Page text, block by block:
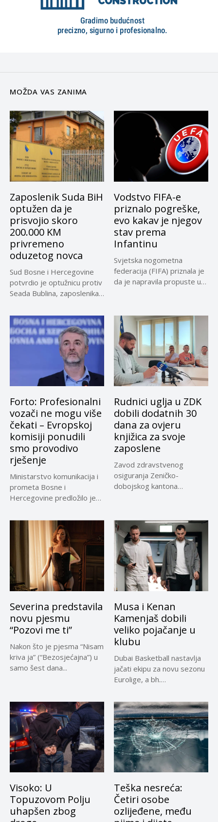
MOŽDA VAS ZANIMA
Zaposlenik Suda BiH
optužen da je
prisvojio skoro
200.000 KM
privremeno
oduzetog novca
Sud Bosne i Hercegovine
potvrdio je optužnicu protiv
Seada Bublina, zaposlenika
Vodstvo FIFA-e
priznalo pogreške,
evo kakav je njegov
stav prema
Infantinu
Svjetska nogometna
federacija (FIFA) priznala je
da je napravila propuste u
Forto: Profesionalni
vozači ne mogu više
čekati – Evropskoj
komisiji ponudili
smo provodivo
rješenje
Ministarstvo komunikacija i
prometa Bosne i
Hercegovine predložilo je
privremeno...
Rudnici uglja u ZDK
dobili dodatnih 30
dana za ovjeru
knjižica za svoje
zaposlene
Zavod zdravstvenog
osiguranja Zeničko-
dobojskog kantona
Severina predstavila
novu pjesmu
“Pozovi me ti”
Nakon što je pjesma “Nisam
kriva ja” (“Bezosjećajna”) u
samo šest dana...
Musa i Kenan
Kamenjaš dobili
veliko pojačanje u
klubu
Dubai Basketball nastavlja
jačati ekipu za novu sezonu
Eurolige, a bh.
Visoko: U
Topuzovom Polju
uhapšen zbog
Teška nesreća:
Četiri osobe
ozlijeđene, među